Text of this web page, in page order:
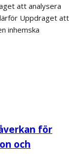
att analysera
Uppdraget att
inhemska
för
och